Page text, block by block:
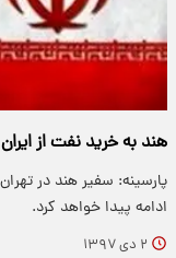
هند به خرید نفت از
پارسینه: سفیر هند در
ادامه پیدا خواهد کرد.
۲ دی ۱۳۹۷